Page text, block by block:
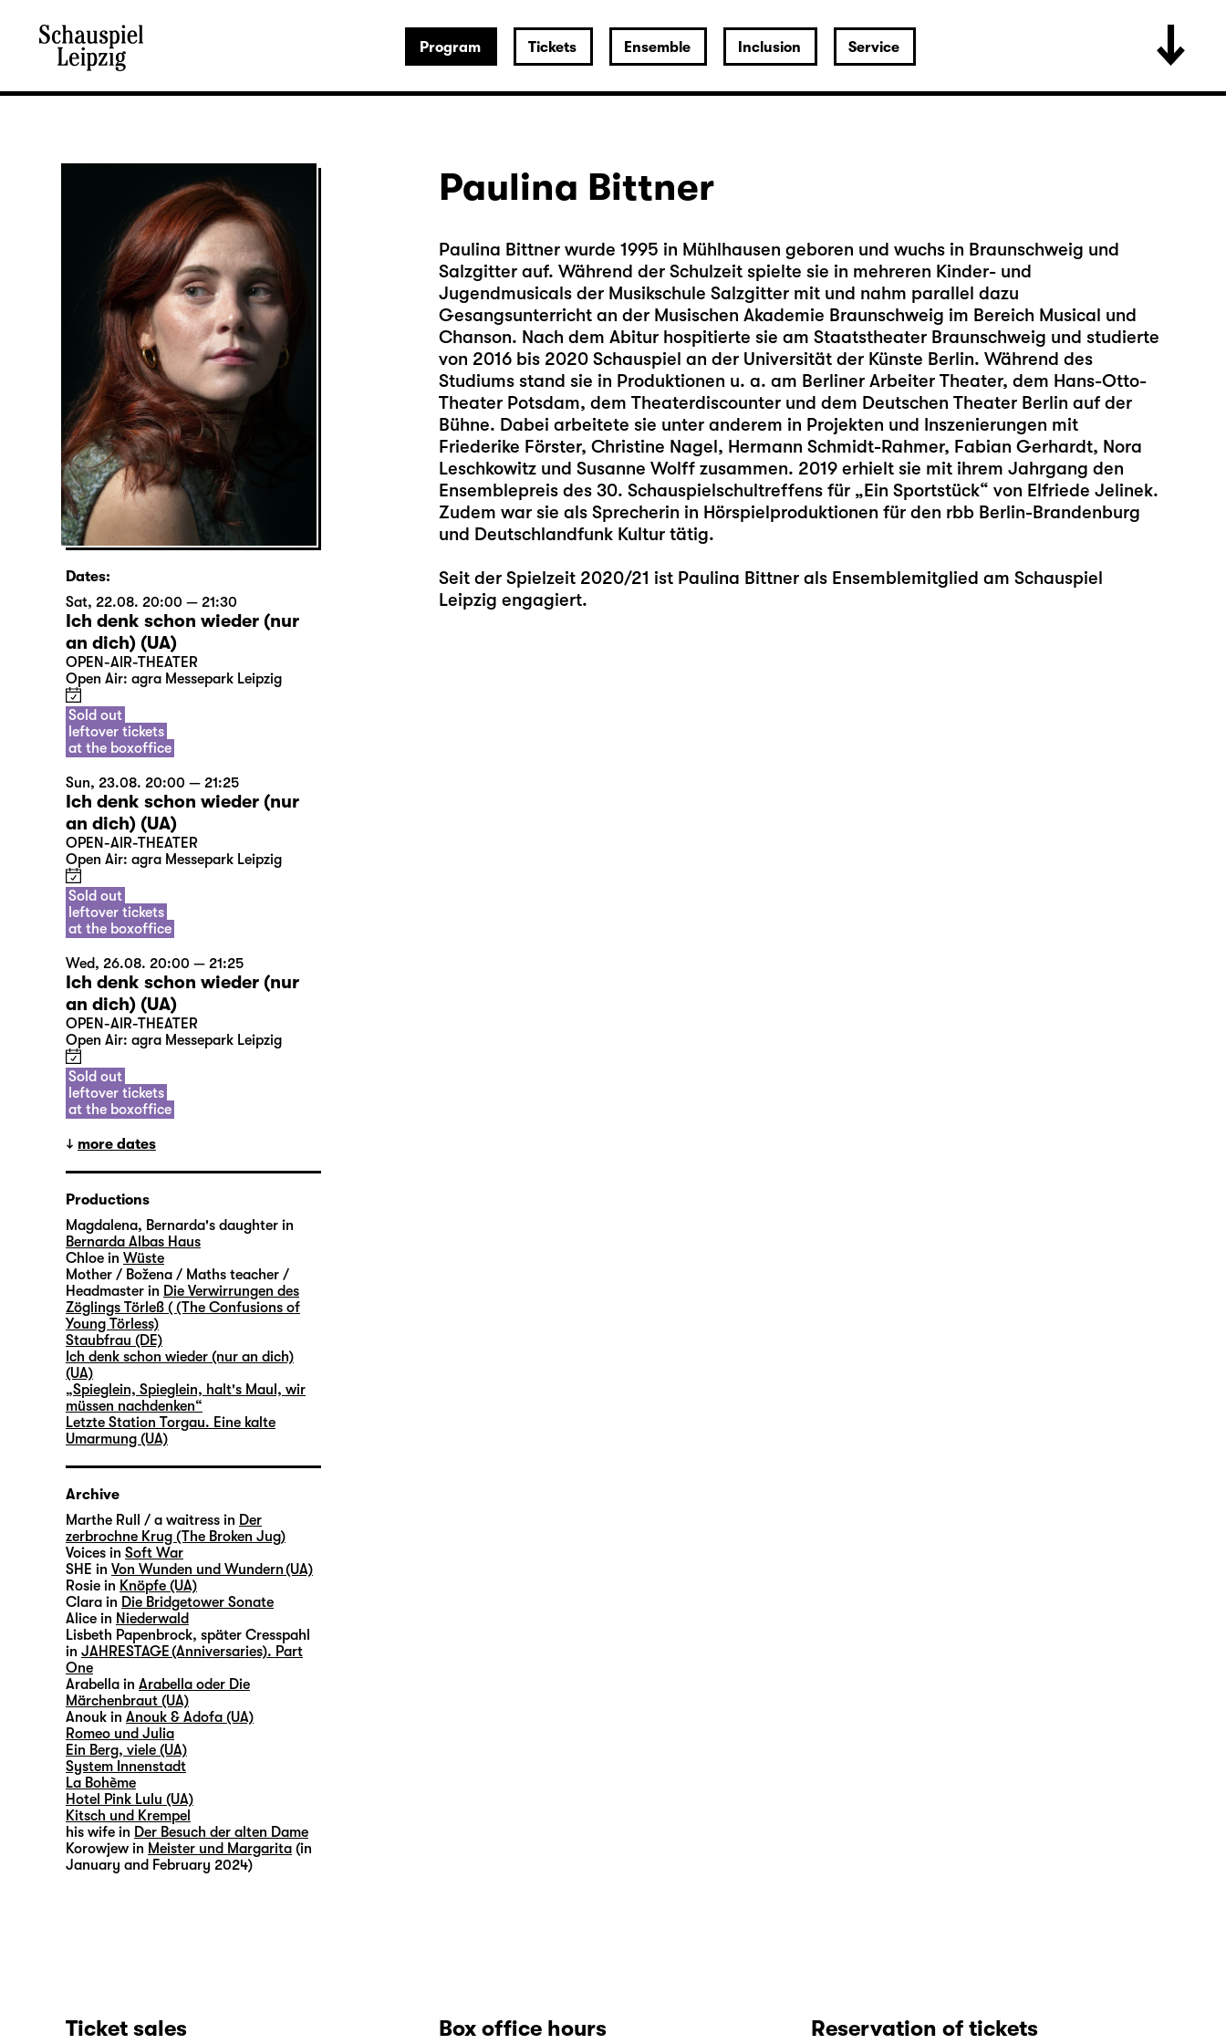
Program Tickets Ensemble Inclusion Service
Paulina Bittner
Paulina Bittner wurde 1995 in Mühlhausen geboren und wuchs in Braunschweig und
Salzgitter auf. Während der Schulzeit spielte sie in mehreren Kinder- und
Jugendmusicals der Musikschule Salzgitter mit und nahm parallel dazu
Gesangsunterricht an der Musischen Akademie Braunschweig im Bereich Musical und
Chanson. Nach dem Abitur hospitierte sie am Staatstheater Braunschweig und studierte
von 2016 bis 2020 Schauspiel an der Universität der Künste Berlin. Während des
Studiums stand sie in Produktionen u. a. am Berliner Arbeiter Theater, dem Hans-Otto-
Theater Potsdam, dem Theaterdiscounter und dem Deutschen Theater Berlin auf der
Bühne. Dabei arbeitete sie unter anderem in Projekten und Inszenierungen mit
Friederike Förster, Christine Nagel, Hermann Schmidt-Rahmer, Fabian Gerhardt, Nora
Leschkowitz und Susanne Wolff zusammen. 2019 erhielt sie mit ihrem Jahrgang den
Ensemblepreis des 30. Schauspielschultreffens für „Ein Sportstück“ von Elfriede Jelinek.
Zudem war sie als Sprecherin in Hörspielproduktionen für den rbb Berlin-Brandenburg
und Deutschlandfunk Kultur tätig.
Seit der Spielzeit 2020/21 ist Paulina Bittner als Ensemblemitglied am Schauspiel
Leipzig engagiert.
Dates:
Sat, 22.08. 20:00 — 21:30
Ich denk schon wieder (nur
an dich) (UA)
OPEN-AIR-THEATER
Open Air: agra Messepark Leipzig
Sold out
leftover tickets
at the boxoffice
Sun, 23.08. 20:00 — 21:25
Ich denk schon wieder (nur
an dich) (UA)
OPEN-AIR-THEATER
Open Air: agra Messepark Leipzig
Sold out
leftover tickets
at the boxoffice
Wed, 26.08. 20:00 — 21:25
Ich denk schon wieder (nur
an dich) (UA)
OPEN-AIR-THEATER
Open Air: agra Messepark Leipzig
Sold out
leftover tickets
at the boxoffice
more dates
Productions
Magdalena, Bernarda's daughter in
Bernarda Albas Haus
Chloe in Wüste
Mother / Božena / Maths teacher /
Headmaster in Die Verwirrungen des
Zöglings Törleß ( (The Confusions of
Young Törless)
Staubfrau (DE)
Ich denk schon wieder (nur an dich)
(UA)
„Spieglein, Spieglein, halt's Maul, wir
müssen nachdenken“
Letzte Station Torgau. Eine kalte
Umarmung (UA)
Archive
Marthe Rull / a waitress in Der
zerbrochne Krug (The Broken Jug)
Voices in Soft War
SHE in Von Wunden und Wundern (UA)
Rosie in Knöpfe (UA)
Clara in Die Bridgetower Sonate
Alice in Niederwald
Lisbeth Papenbrock, später Cresspahl
in JAHRESTAGE (Anniversaries). Part
One
Arabella in Arabella oder Die
Märchenbraut (UA)
Anouk in Anouk & Adofa (UA)
Romeo und Julia
Ein Berg, viele (UA)
System Innenstadt
La Bohème
Hotel Pink Lulu (UA)
Kitsch und Krempel
his wife in Der Besuch der alten Dame
Korowjew in Meister und Margarita (in
January and February 2024)
Ticket sales Box office hours Reservation of tickets